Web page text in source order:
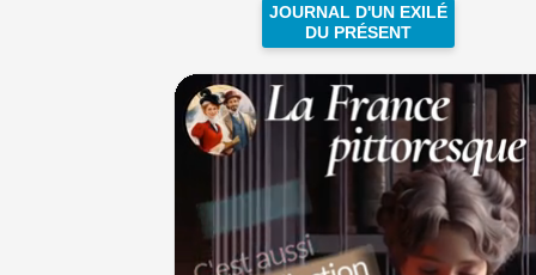
JOURNAL D'UN EXILÉ
DU PRÉSENT